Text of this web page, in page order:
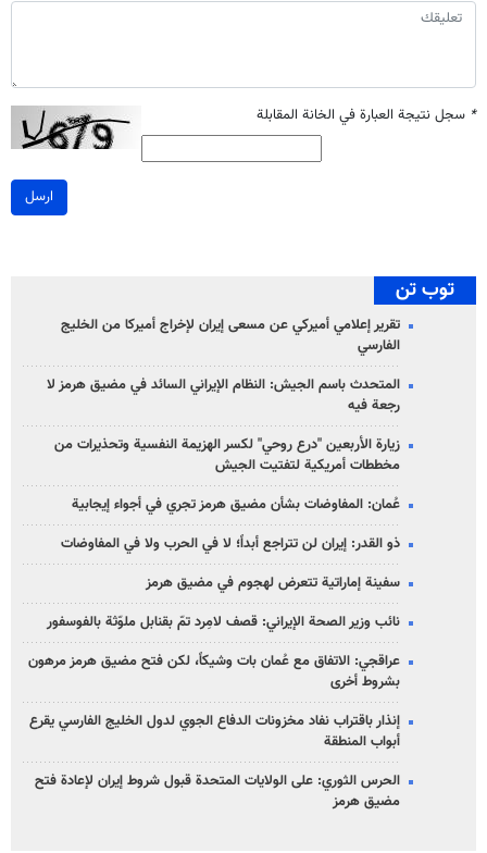
* سجل نتيجة العبارة في الخانة المقابلة
ارسل
توب تن
تقرير إعلامي أميركي عن مسعى إيران لإخراج أميركا من الخليج
الفارسي
المتحدث باسم الجيش: النظام الإيراني السائد في مضيق هرمز لا
رجعة فيه
زيارة الأربعين "درع روحي" لكسر الهزيمة النفسية وتحذيرات من
مخططات أمريكية لتفتيت الجيش
عُمان: المفاوضات بشأن مضيق هرمز تجري في أجواء إيجابية
ذو القدر: إيران لن تتراجع أبداً؛ لا في الحرب ولا في المفاوضات
سفينة إماراتية تتعرض لهجوم في مضيق هرمز
نائب وزير الصحة الإيراني: قصف لامِرد تمّ بقنابل ملوّثة بالفوسفور
عراقجي: الاتفاق مع عُمان بات وشيكاً، لكن فتح مضيق هرمز مرهون
بشروط أخرى
إنذار باقتراب نفاد مخزونات الدفاع الجوي لدول الخليج الفارسي يقرع
أبواب المنطقة
الحرس الثوري: على الولايات المتحدة قبول شروط إيران لإعادة فتح
مضيق هرمز